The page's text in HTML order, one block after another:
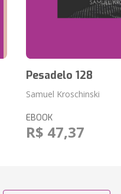
Pesadelo 128
Samuel Kroschinski
EBOOK
R$ 47,37